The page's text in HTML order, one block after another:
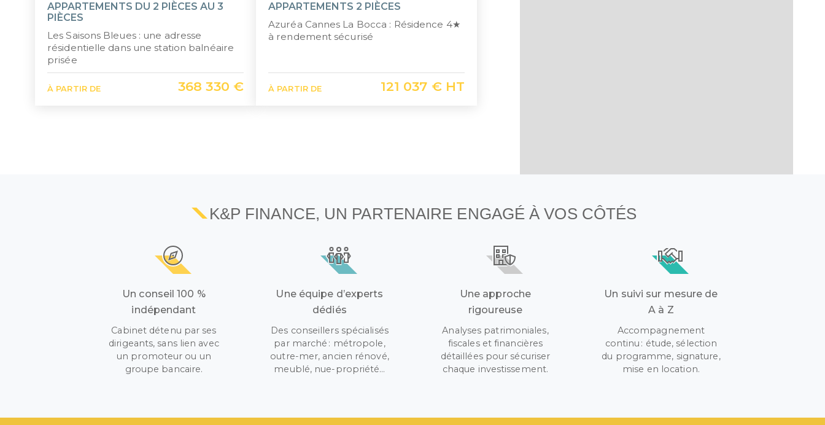
APPARTEMENTS DU 2 PIÈCES AU 3
PIÈCES
Les Saisons Bleues : une adresse
résidentielle dans une station balnéaire
prisée
À PARTIR DE 368 330 €
APPARTEMENTS 2 PIÈCES
Azuréa Cannes La Bocca : Résidence 4★
à rendement sécurisé
À PARTIR DE 121 037 € HT
K&P FINANCE, UN PARTENAIRE ENGAGÉ À VOS CÔTÉS
Un conseil 100 %
indépendant
Cabinet détenu par ses
dirigeants, sans lien avec
un promoteur ou un
groupe bancaire.
Une équipe d’experts
dédiés
Des conseillers spécialisés
par marché : métropole,
outre-mer, ancien rénové,
meublé, nue-propriété…
Une approche
rigoureuse
Analyses patrimoniales,
fiscales et financières
détaillées pour sécuriser
chaque investissement.
Un suivi sur mesure de
A à Z
Accompagnement
continu : étude, sélection
du programme, signature,
mise en location.